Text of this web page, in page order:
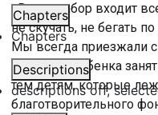
Chapters
Chapters
Descriptions
descriptions off,
«В этот набор входит
не скучать, не бегать
Мы всегда приезжали
помогали ребенка
тем детям, которые
благотворительного